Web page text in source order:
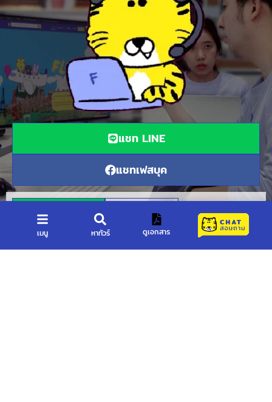
เมนู หาทัวร์ ดูเอกสาร
แชท LINE
แชทเฟสบุค
โทรฟรี LINE โทรปกติ